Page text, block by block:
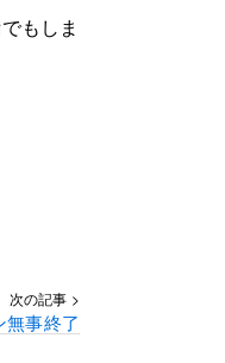
もしま
次の記事 >
無事終了